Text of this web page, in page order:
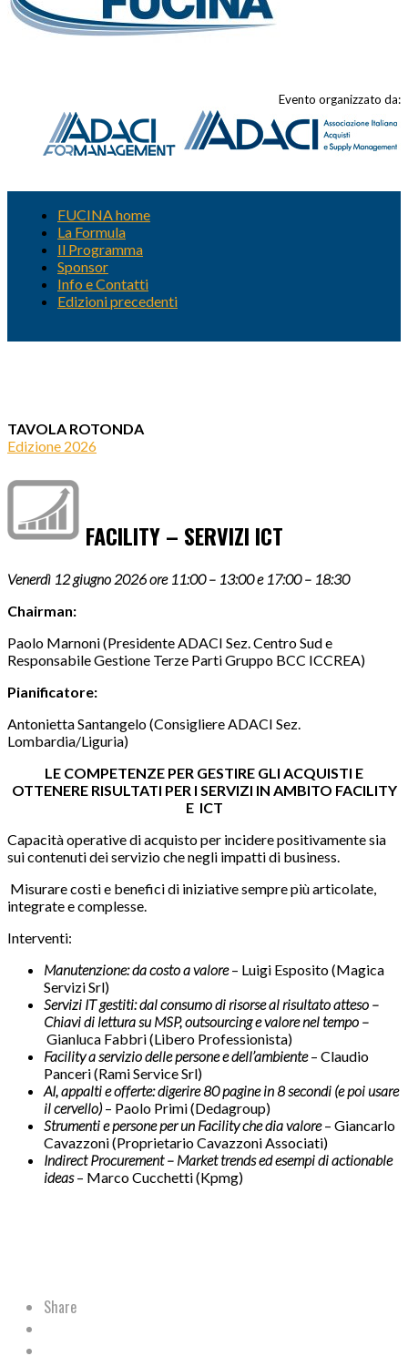
Evento organizzato da:
FUCINA home
La Formula
Il Programma
Sponsor
Info e Contatti
Edizioni precedenti
TAVOLA ROTONDA
Edizione 2026
FACILITY – SERVIZI ICT
Venerdì 12 giugno 2026 ore 11:00 – 13:00 e 17:00 – 18:30
Chairman:
Paolo Marnoni (Presidente ADACI Sez. Centro Sud e
Responsabile Gestione Terze Parti Gruppo BCC ICCREA)
Pianificatore:
Antonietta Santangelo (Consigliere ADACI Sez.
Lombardia/Liguria)
LE COMPETENZE PER GESTIRE GLI ACQUISTI E
OTTENERE RISULTATI PER I SERVIZI IN AMBITO FACILITY
E ICT
Capacità operative di acquisto per incidere positivamente sia
sui contenuti dei servizio che negli impatti di business.
Misurare costi e benefici di iniziative sempre più articolate,
integrate e complesse.
Interventi:
Manutenzione: da costo a valore – Luigi Esposito (Magica
Servizi Srl)
Servizi IT gestiti: dal consumo di risorse al risultato atteso –
Chiavi di lettura su MSP, outsourcing e valore nel tempo –
Gianluca Fabbri (Libero Professionista)
Facility a servizio delle persone e dell’ambiente– Claudio
Panceri (Rami Service Srl)
AI, appalti e offerte: digerire 80 pagine in 8 secondi (e poi usare
il cervello)– Paolo Primi (Dedagroup)
Strumenti e persone per un Facility che dia valore – Giancarlo
Cavazzoni (Proprietario Cavazzoni Associati)
Indirect Procurement – Market trends ed esempi di actionable
ideas– Marco Cucchetti (Kpmg)
Share